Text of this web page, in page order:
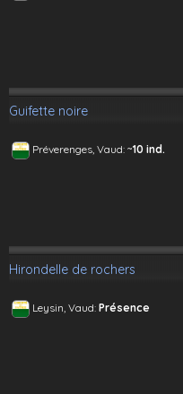
Guifette noire
Préverenges, Vaud: ~10 ind.
Hirondelle de rochers
Leysin, Vaud: Présence